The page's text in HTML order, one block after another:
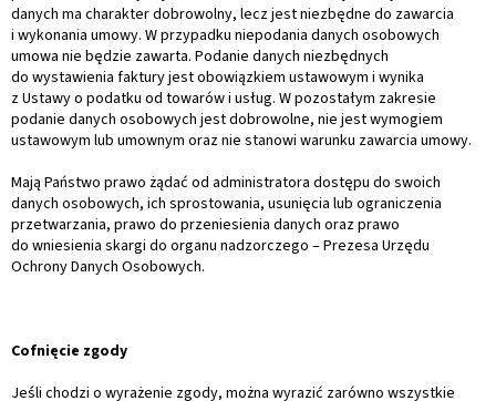
danych ma charakter dobrowolny, lecz jest niezbędne do zawarcia
i wykonania umowy. W przypadku niepodania danych osobowych
umowa nie będzie zawarta. Podanie danych niezbędnych
do wystawienia faktury jest obowiązkiem ustawowym i wynika
z Ustawy o podatku od towarów i usług. W pozostałym zakresie
podanie danych osobowych jest dobrowolne, nie jest wymogiem
ustawowym lub umownym oraz nie stanowi warunku zawarcia umowy.
Mają Państwo prawo żądać od administratora dostępu do swoich
danych osobowych, ich sprostowania, usunięcia lub ograniczenia
przetwarzania, prawo do przeniesienia danych oraz prawo
do wniesienia skargi do organu nadzorczego – Prezesa Urzędu
Ochrony Danych Osobowych.
Cofnięcie zgody
Jeśli chodzi o wyrażenie zgody, można wyrazić zarówno wszystkie